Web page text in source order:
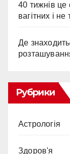
40 тижнів це
вагітних і не
Де
Рубрики
Астрологія
Здоров'я